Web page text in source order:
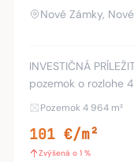
Nové Zámky,
INVESTIČNÁ
pozemok o rozlohe
Šurianskej ulici.
Pozemok 4 964 m²
101 €/m²
Zvýšená o 1 %